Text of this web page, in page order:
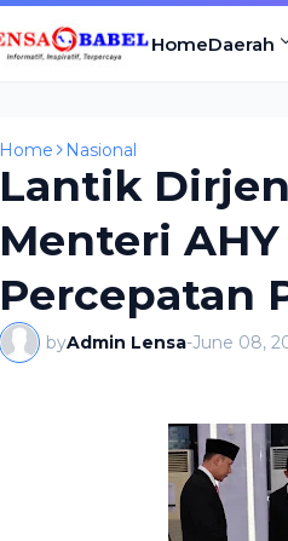
HomeDaerah
Home Nasional
Lantik
Menteri
Percepatan
byAdmin Lensa-June 08,